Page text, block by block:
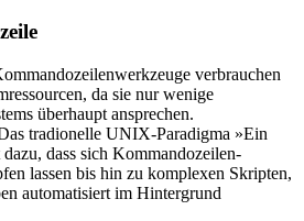
verbrauchen
da sie nur wenige
überhaupt ansprechen.
tradionelle UNIX-Paradigma »Ein
dass sich Kommandozeilen-
lassen bis hin zu komplexen Skripten,
automatisiert im Hintergrund